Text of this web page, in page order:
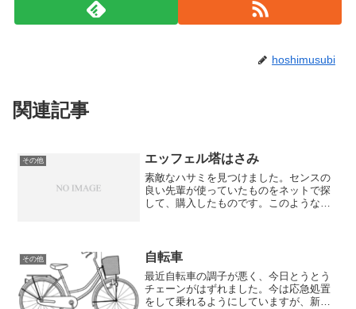
hoshimusubi
関連記事
その他 エッフェル塔はさみ
素敵なハサミを見つけました。センスの
良い先輩が使っていたものをネットで探
して、購入したものです。このような個
物に囲まれたいですね。
その他 自転車
最近自転車の調子が悪く、今日とうとう
チェーンがはずれました。今は応急処置
をして乗れるようにしていますが、新し